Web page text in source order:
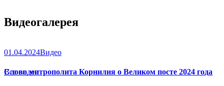
Видеогалерея
01.04.2024Видео
Слово митрополита Корнилия о Великом посте 2024 года
Все видео